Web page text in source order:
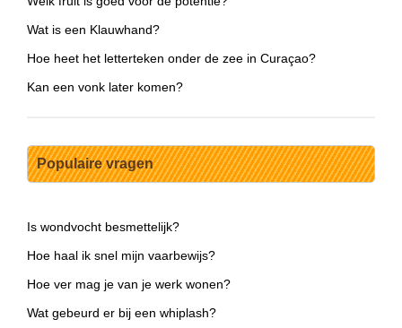
Wat is een Klauwhand?
Hoe heet het letterteken onder de zee in Curaçao?
Kan een vonk later komen?
Populaire vragen
Is wondvocht besmettelijk?
Hoe haal ik snel mijn vaarbewijs?
Hoe ver mag je van je werk wonen?
Wat gebeurd er bij een whiplash?